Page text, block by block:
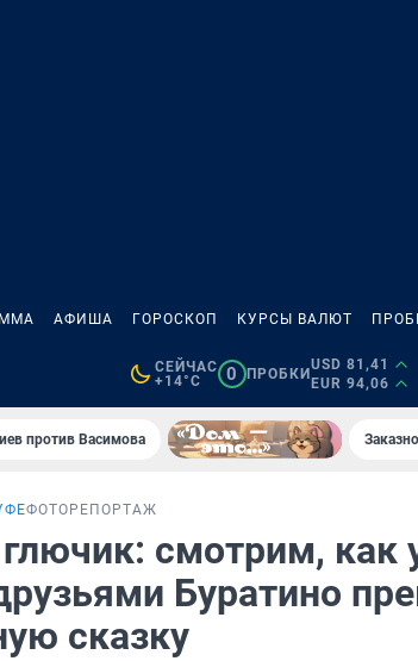
АФИША ГОРОСКОП КУРСЫ ВАЛЮТ
СЕЙЧАС
+14°C
0 ПРОБКИ
USD 81,41
EUR 94,06
против Васимова
ФОТОРЕПОРТАЖ
смотрим, как
Буратино
сказку